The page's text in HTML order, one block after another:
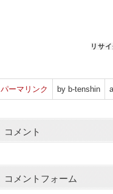
リサ
パーマリンク by b-tenshin
コメント
コメントフォーム